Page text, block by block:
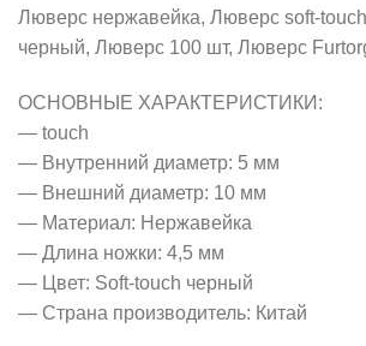
Люверс нержавейка, Люверс soft-
черный, Люверс 100 шт, Люверс
ОСНОВНЫЕ ХАРАКТЕРИСТИКИ:
— touch
— Внутренний диаметр: 5 мм
— Внешний диаметр: 10 мм
— Материал: Нержавейка
— Длина ножки: 4,5 мм
— Цвет: Soft-touch черный
— Страна производитель: Китай